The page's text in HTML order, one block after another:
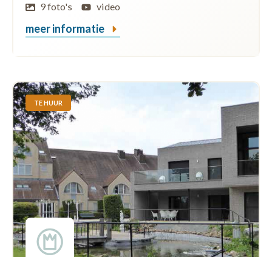
9 foto's video
meer informatie
TE HUUR